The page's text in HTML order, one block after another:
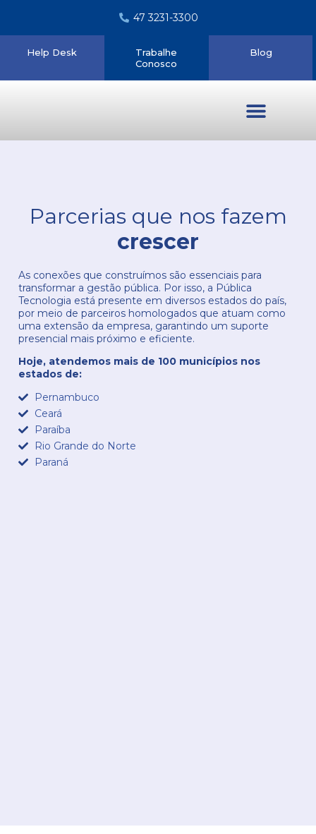
47 3231-3300
Help Desk
Trabalhe
Conosco
Blog
Parcerias que nos fazem
crescer
As conexões que construímos são essenciais para
transformar a gestão pública. Por isso, a Pública
Tecnologia está presente em diversos estados do país,
por meio de parceiros homologados que atuam como
uma extensão da empresa, garantindo um suporte
presencial mais próximo e eficiente.
Hoje, atendemos mais de 100 municípios nos
estados de:
Pernambuco
Ceará
Paraíba
Rio Grande do Norte
Paraná